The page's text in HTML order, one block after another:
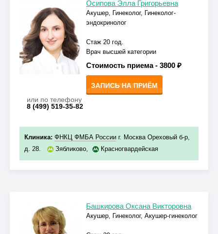
Осипова Элла Григорьевна
Акушер, Гинеколог, Гинеколог-
эндокринолог
Стаж 20 год.
Врач высшей категории
Стоимость приема - 3800 ₽
ЗАПИСЬ НА ПРИЁМ
или по телефону
8 (499) 519-35-82
Клиника: ФНКЦ ФМБА России г. Москва Ореховый б-р,
д. 28.
Зябликово, Красногвардейская
Башкирова Оксана Викторовна
Акушер, Гинеколог, Акушер-гинеколог